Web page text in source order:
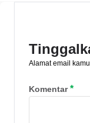
Alamat email
Komentar*